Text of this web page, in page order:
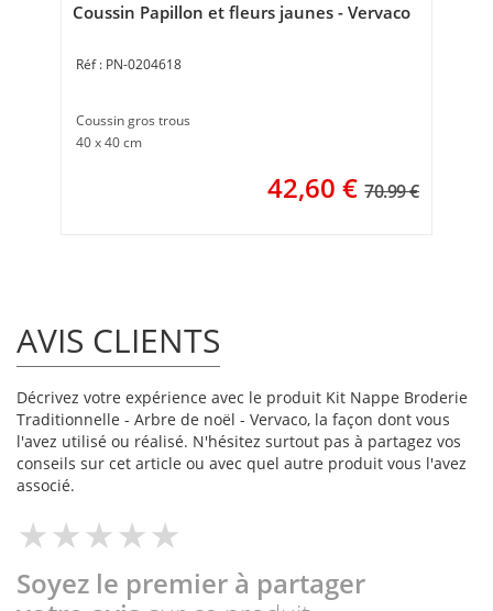
Coussin Papillon et fleurs jaunes - Vervaco
PN-0204618
Coussin gros trous
40 x 40 cm
42,60 € 70.99 €
AVIS CLIENTS
Décrivez votre expérience avec le produit Kit Nappe Broderie
Traditionnelle - Arbre de noël - Vervaco, la façon dont vous
l'avez utilisé ou réalisé. N'hésitez surtout pas à partagez vos
conseils sur cet article ou avec quel autre produit vous l'avez
associé.
Soyez le premier à partager